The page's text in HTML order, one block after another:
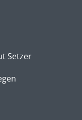
Setzer